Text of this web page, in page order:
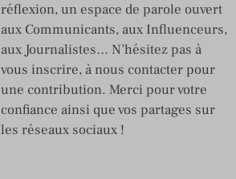
réflexion, un espace de parole ouvert
aux Communicants, aux Influenceurs,
aux Journalistes… N’hésitez pas à
vous inscrire, à nous contacter pour
une contribution. Merci pour votre
confiance ainsi que vos partages sur
les réseaux sociaux !